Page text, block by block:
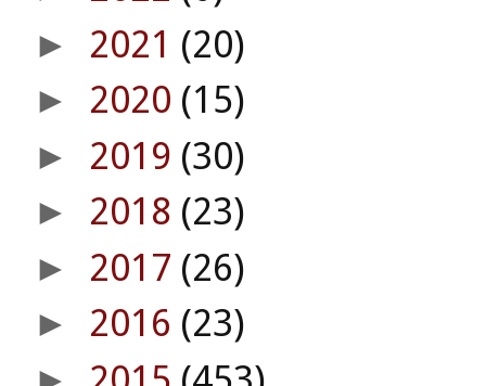
► 2021 (20)
► 2020 (15)
► 2019 (30)
► 2018 (23)
► 2017 (26)
► 2016 (23)